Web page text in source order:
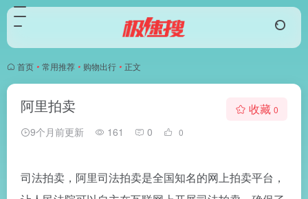
首页 • 常用推荐 • 购物出行 • 正文
阿里拍卖
9个月前更新 161 0 0
收藏 0
司法拍卖，阿里司法拍卖是全国知名的网上拍卖平台，